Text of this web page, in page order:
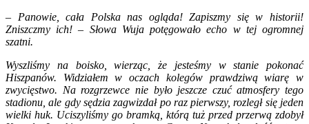
– Panowie, cała Polska nas ogląda! Zapiszmy się w historii!
Zniszczmy ich! – Słowa Wuja potęgowało echo w tej ogromnej
szatni.
Wyszliśmy na boisko, wierząc, że jesteśmy w stanie pokonać
Hiszpanów. Widziałem w oczach kolegów prawdziwą wiarę w
zwycięstwo. Na rozgrzewce nie było jeszcze czuć atmosfery tego
stadionu, ale gdy sędzia zagwizdał po raz pierwszy, rozległ się jeden
wielki huk. Uciszyliśmy go bramką, którą tuż przed przerwą zdobył